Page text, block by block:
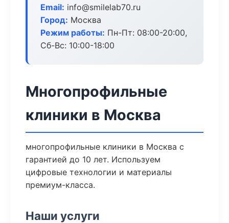
Email: info@smilelab70.ru
Город: Москва
Режим работы: Пн-Пт: 08:00-20:00,
Сб-Вс: 10:00-18:00
Многопрофильные
клиники в Москва
многопрофильные клиники в Москва с
гарантией до 10 лет. Используем
цифровые технологии и материалы
премиум-класса.
Наши услуги